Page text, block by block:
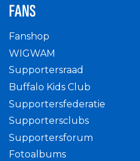
FANS
Fanshop
WIGWAM
Supportersraad
Buffalo Kids Club
Supportersfederatie
Supportersclubs
Supportersforum
Fotoalbums